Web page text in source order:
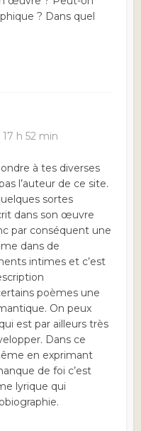
? Dans quel
h 52 min
à tes diverses
l’auteur de ce site.
sortes
dans son œuvre
par conséquent une
dans de
intimes et c’est
poèmes une
On peux
est par ailleurs très
Dans ce
en exprimant
de foi c’est
lyrique qui